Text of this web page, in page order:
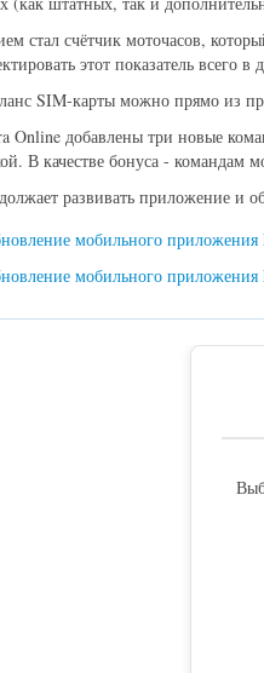
стал счётчик моточасов,
этот показатель всего в
SIM-карты можно прямо из
Online добавлены три новые
В качестве бонуса - командам
развивать приложение